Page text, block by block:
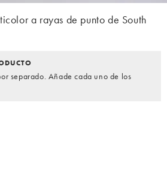
a rayas de punto de South
separado. Añade cada uno de los